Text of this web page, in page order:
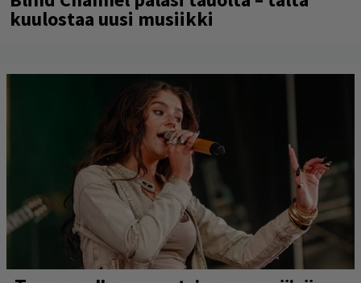
kuulostaa uusi musiikki